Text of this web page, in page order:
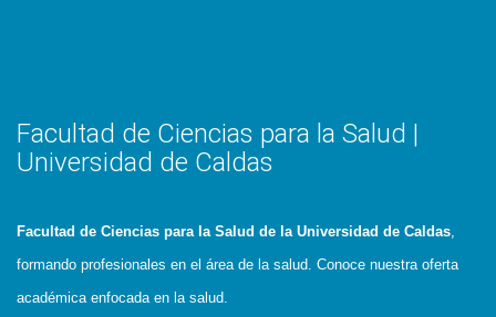
Facultad de Ciencias para la Salud |
Universidad de Caldas
Facultad de Ciencias para la Salud de la Universidad de Caldas,
formando profesionales en el área de la salud. Conoce nuestra oferta
académica enfocada en la salud.